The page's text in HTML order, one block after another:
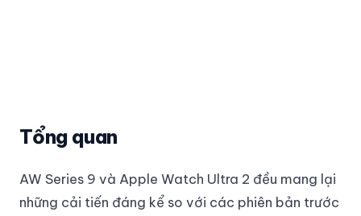
Tổng quan
AW Series 9 và Apple Watch Ultra 2 đều mang lại
những cải tiến đáng kể so với các phiên bản trước